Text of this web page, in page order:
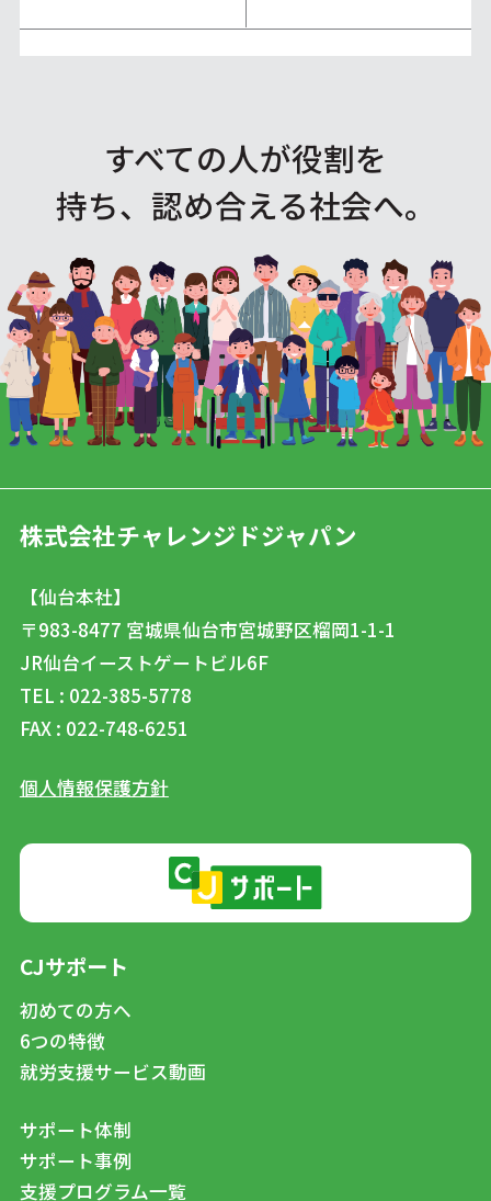
すべての人が役割を
持ち、認め合える社会へ。
株式会社チャレンジドジャパン
【仙台本社】
〒983-8477 宮城県仙台市宮城野区榴岡1-1-1
JR仙台イーストゲートビル6F
TEL : 022-385-5778
FAX : 022-748-6251
個人情報保護方針
CJサポート
初めての方へ
6つの特徴
就労支援サービス動画
サポート体制
サポート事例
支援プログラム一覧